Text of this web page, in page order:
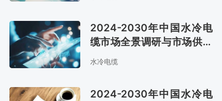
2024-2030年中国水冷电
缆市场全景调研与市场供需
预测报告
水冷电缆
2024-2030年中国水冷电